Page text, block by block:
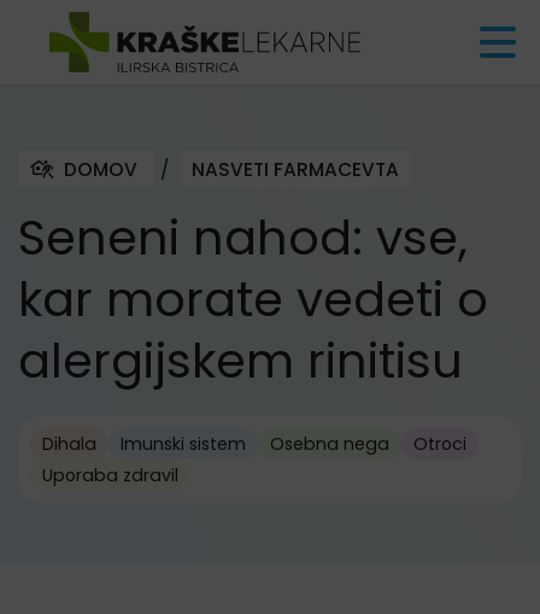
Skoči na vsebino
DOMOV / NASVETI FARMACEVTA
Seneni nahod: vse,
kar morate vedeti o
alergijskem rinitisu
Dihala Imunski sistem Osebna nega
Otroci
Uporaba zdravil